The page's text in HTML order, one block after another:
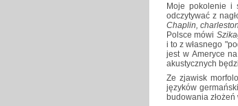
Moje pokolenie i
odczytywać z
Chaplin, charleston
Polsce mówi
i to z własnego
jest w Ameryce
akustycznych
Ze zjawisk
języków
budowania